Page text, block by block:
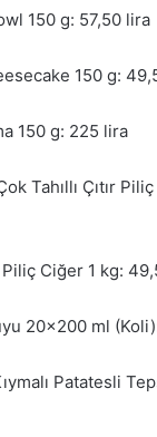
150 g: 57,50 lira
150 g:
150 g: 225 lira
Tahıllı Çıtır
Ciğer 1 kg:
20×200 ml
Patatesli